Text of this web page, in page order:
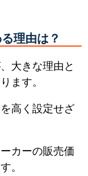
理由は？
大きな理由と
ます。
高く設定せざ
カーの販売価
。